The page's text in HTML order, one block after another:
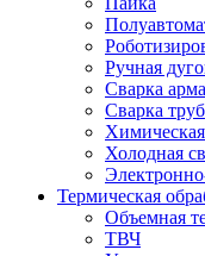
Ручная
Сварка
Сварка труб
Холодная
Термическая
Объемная
ТВЧ